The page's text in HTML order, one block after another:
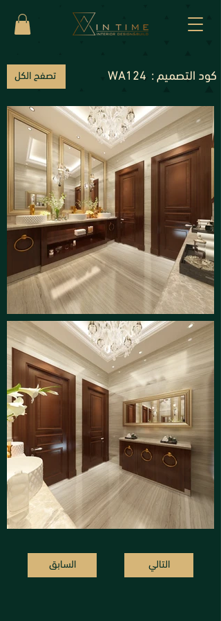
تصفح الكل WA124 كود التصميم :
السابق التالي